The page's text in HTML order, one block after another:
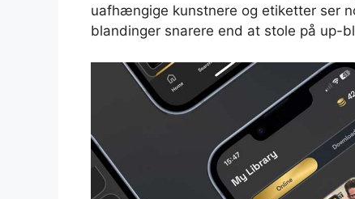
uafhængige kunstnere og etiketter ser
blandinger snarere end at stole på up-